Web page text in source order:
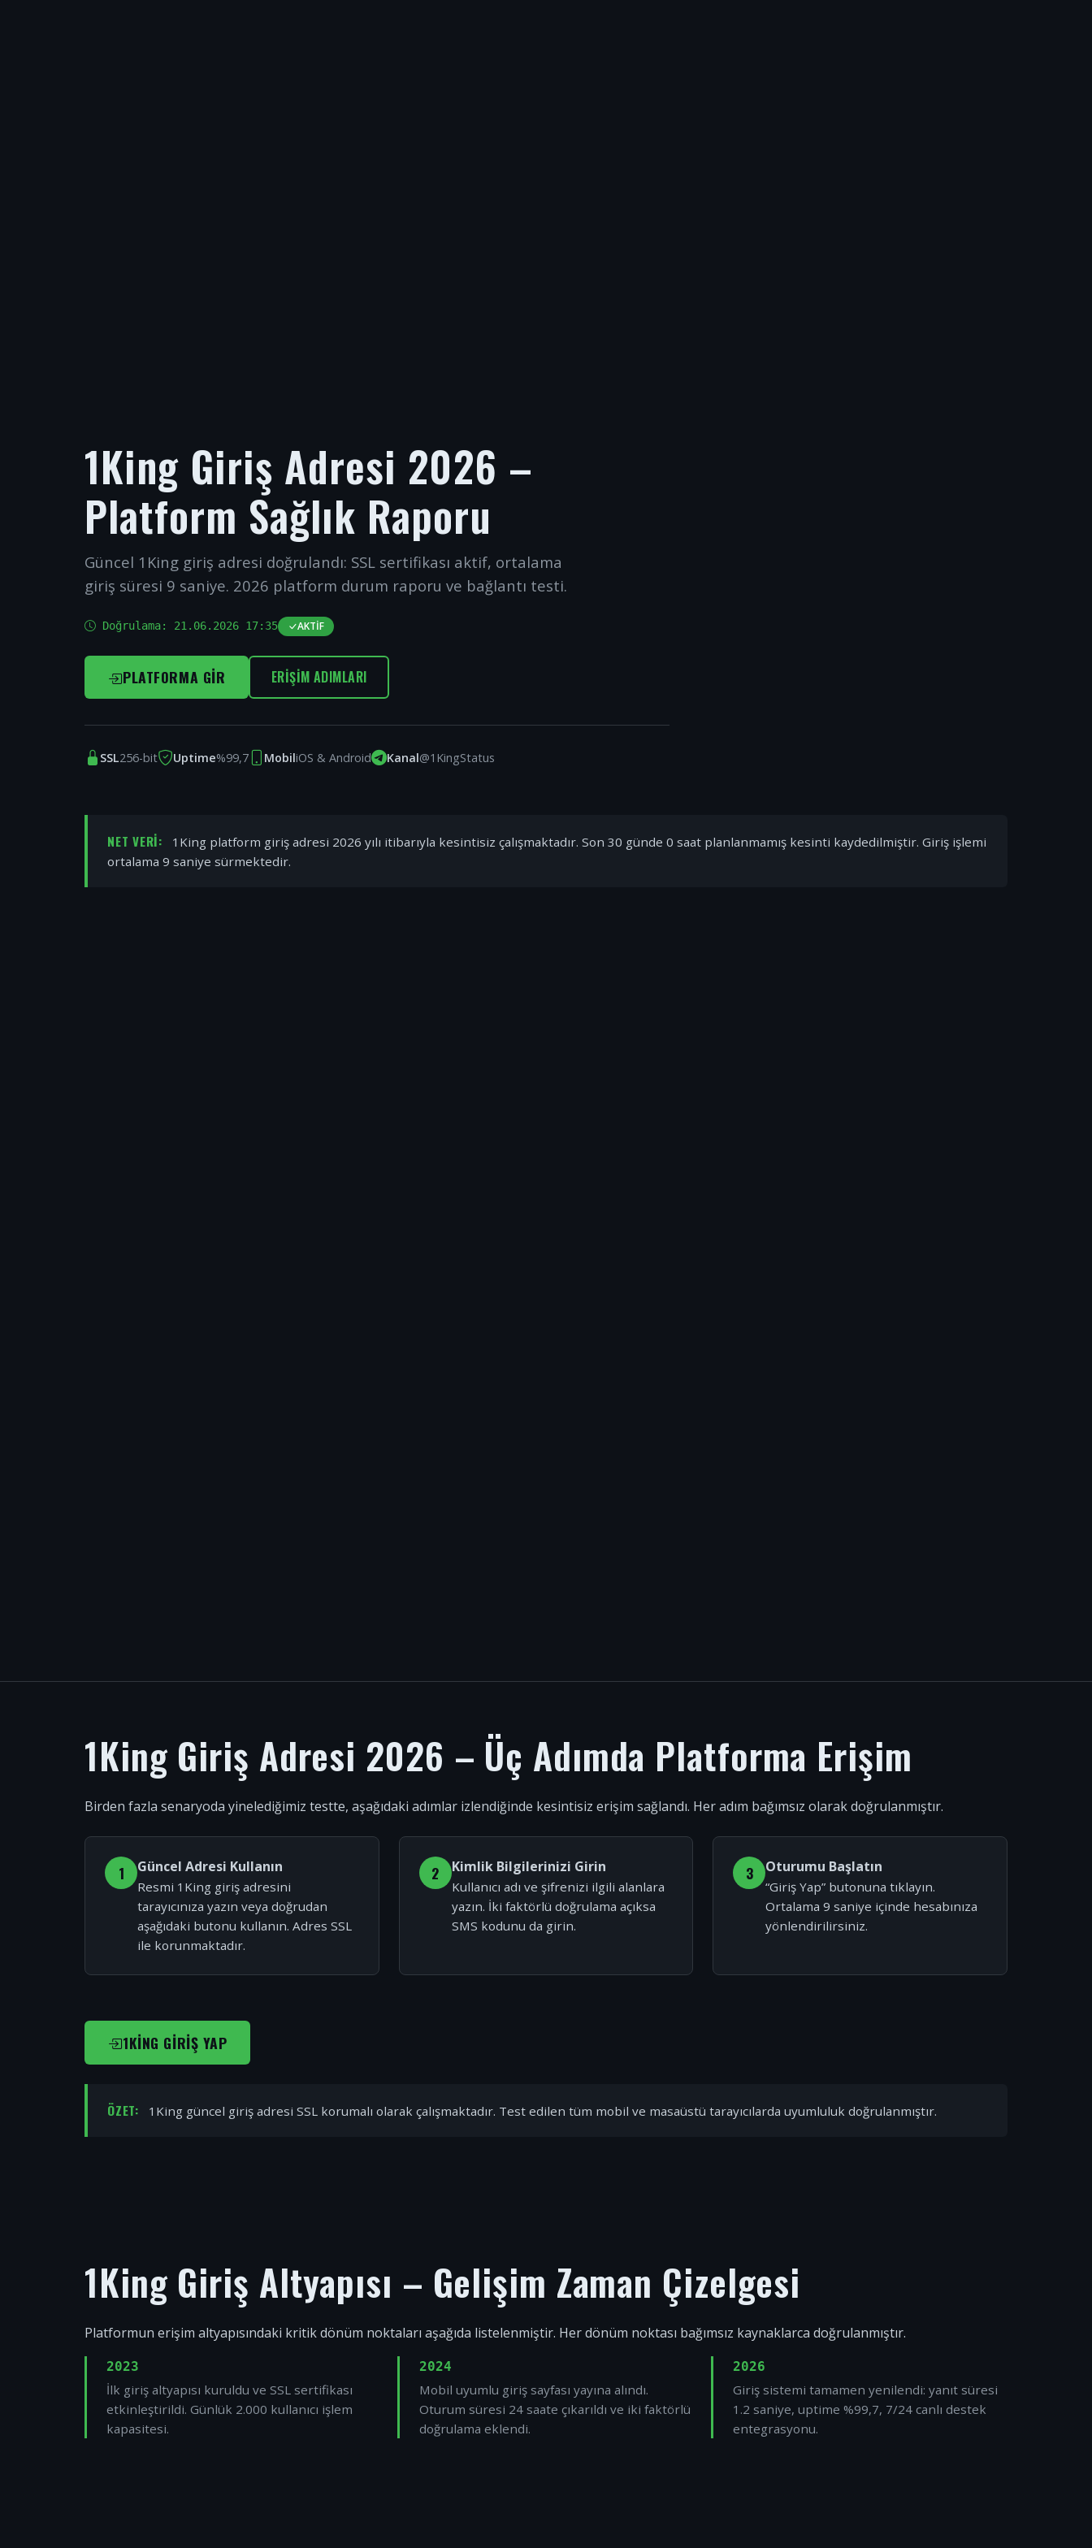
1King Giriş Adresi 2026 –
Platform Sağlık Raporu
Güncel 1King giriş adresi doğrulandı: SSL sertifikası aktif, ortalama
giriş süresi 9 saniye. 2026 platform durum raporu ve bağlantı testi.
Doğrulama: 21.06.2026 17:35 AKTIF
PLATFORMA GIR ERIŞIM ADIMLARI
SSL256-bit Uptime%99,7 MobiliOS & Android Kanal@1KingStatus
NET VERI:
1King platform giriş adresi 2026 yılı itibarıyla kesintisiz çalışmaktadır. Son 30 günde 0 saat planlanmamış kesinti kaydedilmiştir. Giriş işlemi
ortalama 9 saniye sürmektedir.
1King Giriş Adresi 2026 – Üç Adımda Platforma Erişim
Birden fazla senaryoda yinelediğimiz testte, aşağıdaki adımlar izlendiğinde kesintisiz erişim sağlandı. Her adım bağımsız olarak doğrulanmıştır.
1 Güncel Adresi Kullanın
Resmi 1King giriş adresini
tarayıcınıza yazın veya doğrudan
aşağıdaki butonu kullanın. Adres SSL
ile korunmaktadır.
2 Kimlik Bilgilerinizi Girin
Kullanıcı adı ve şifrenizi ilgili alanlara
yazın. İki faktörlü doğrulama açıksa
SMS kodunu da girin.
3 Oturumu Başlatın
“Giriş Yap” butonuna tıklayın.
Ortalama 9 saniye içinde hesabınıza
yönlendirilirsiniz.
1KING GIRIŞ YAP
ÖZET: 1King güncel giriş adresi SSL korumalı olarak çalışmaktadır. Test edilen tüm mobil ve masaüstü tarayıcılarda uyumluluk doğrulanmıştır.
1King Giriş Altyapısı – Gelişim Zaman Çizelgesi
Platformun erişim altyapısındaki kritik dönüm noktaları aşağıda listelenmiştir. Her dönüm noktası bağımsız kaynaklarca doğrulanmıştır.
2023
İlk giriş altyapısı kuruldu ve SSL sertifikası
etkinleştirildi. Günlük 2.000 kullanıcı işlem
kapasitesi.
2024
Mobil uyumlu giriş sayfası yayına alındı.
Oturum süresi 24 saate çıkarıldı ve iki faktörlü
doğrulama eklendi.
2026
Giriş sistemi tamamen yenilendi: yanıt süresi
1.2 saniye, uptime %99,7, 7/24 canlı destek
entegrasyonu.